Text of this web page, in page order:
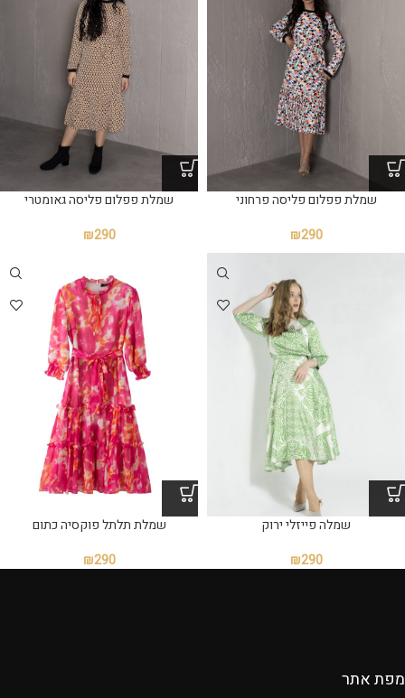
שמלת פפלום פליסה פרחוני
₪290
שמלת פפלום פליסה גאומטרי
₪290
שמלה פייזלי ירוק
₪290
שמלת תלתל פוקסיה כתום
₪290
מפת אתר